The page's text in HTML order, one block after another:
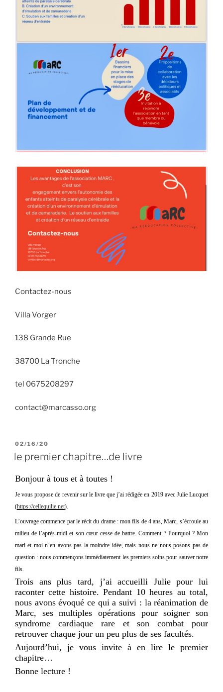
Contactez-nous
Villa Vorger
138 Grande Rue
38700 La Tronche
tel 0675208297
contact@marcasso.org
PUBLIÉ
LE
02/16/20
le premier chapitre…de livre
Bonjour à tous et à toutes !
Je vous propose de revenir sur le livre que j’ai rédigée en 2019 avec Julie Lucquet
(https://cellequilie.net).
L’ouvrage commence par le récit du drame : mon fils de 4 ans, Marc, s’écroule au
milieu de l’après-midi et son cœur cesse de battre. Comment ? Pourquoi ? Mon
mari et moi n’en avons pas la moindre idée, mais nous ne nous posons pas de
question : nous commençons immédiatement les premiers soins pour sauver notre
fils.
Trois ans plus tard, j’ai accueilli Julie pour lui
raconter cette histoire. Pendant 10 heures au total,
nous avons évoqué ce qui a suivi : la réanimation de
Marc, ses multiples opérations pour soigner son
syndrome cardiaque rare et son combat pour
retrouver chaque jour un peu plus de ses facultés.
Aujourd’hui, je vous invite à en lire le premier
chapitre…
Bonne lecture !